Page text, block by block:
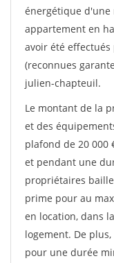
énergétique
appartement en
avoir été effectués
(reconnues
julien-chapteuil.
Le montant de la
et des
plafond de 20 000
et pendant une
propriétaires
prime pour au
en location, dans
logement. De
pour une durée